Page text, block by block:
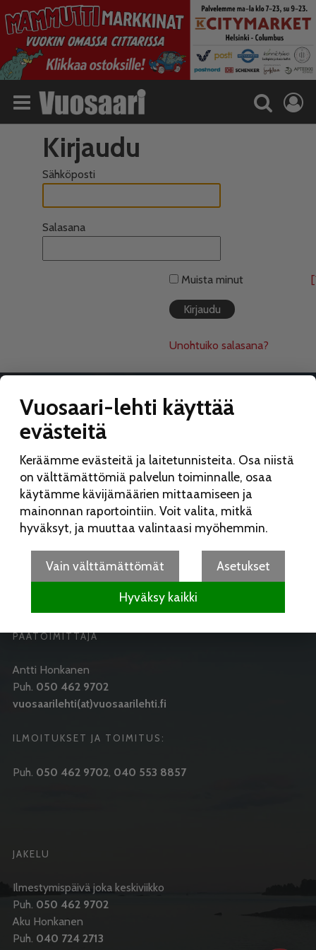
Kirjaudu
Sähköposti
Salasana
Muista minut
Unohtuiko salasana?
VUOSAARI-LEHTI
Toimitus:
Vuosaari-lehti
Merikorttikuja 6 E
00960 Helsinki
Puh:
050 462 9702
vuosaarilehti(at)vuosaarilehti.fi
PÄÄTOIMITTAJA
Antti Honkanen
Puh. 050 462 9702
vuosaarilehti(at)vuosaarilehti.fi
ILMOITUKSET JA TOIMITUS:
Puh. 050 462 9702, 040 553 8857
JAKELU
Ilmestymispäivä joka keskiviikko
Puh. 050 462 9702
Aku Honkanen
Puh. 040 724 2713
Vuosaari-lehti käyttää
evästeitä
Keräämme evästeitä ja laitetunnisteita. Osa niistä
on välttämättömiä palvelun toiminnalle, osaa
käytämme kävijämäärien mittaamiseen ja
mainonnan raportointiin. Voit valita, mitkä
hyväksyt, ja muuttaa valintaasi myöhemmin.
Vain välttämättömät Asetukset
Hyväksy kaikki